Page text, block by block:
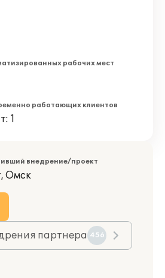
рабочих мест
работающих клиентов
1
внедрение/проект
Омск
партнера 456